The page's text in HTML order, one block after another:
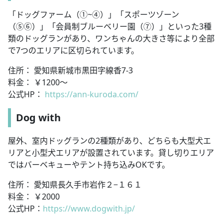
「ドッグファーム（①~④）」「スポーツゾーン
（⑤⑥）」「会員制ブルーベリー園（⑦）」といった3種
類のドッグランがあり、ワンちゃんの大きさ等により全部
で7つのエリアに区切られています。
住所： 愛知県新城市黒田字線香7-3
料金： ￥1200～
公式HP： https://ann-kuroda.com/
Dog with
屋外、室内ドッグランの2種類があり、どちらも大型犬エ
リアと小型犬エリアが設置されています。貸し切りエリア
ではバーベキューやテント持ち込みOKです。
住所： 愛知県長久手市岩作２−１６１
料金： ￥2000
公式HP： https://www.dogwith.jp/